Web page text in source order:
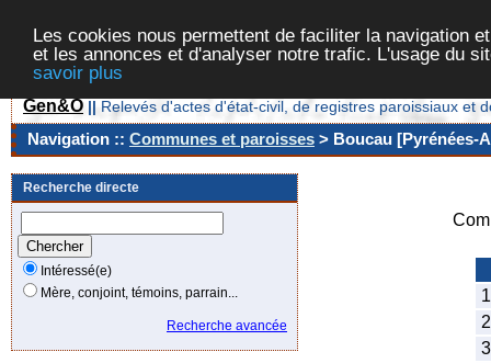
Les cookies nous permettent de faciliter la navigation
et les annonces et d'analyser notre trafic. L'usage du
savoir plus
Gen&O || Relevés d'actes d'état-civil, de registres paroissiaux et
Navigation :: Communes et paroisses > Boucau [Pyrénées-
Recherche directe
Intéressé(e)
Mère, conjoint, témoins, parrain...
Recherche avancée